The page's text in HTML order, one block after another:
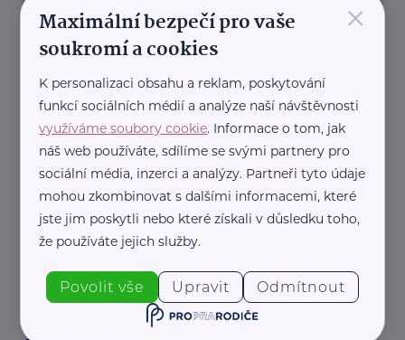
Límová Dana, RNDr.
Jednou spojenec, podruhé nepřítel
Aktivity Čtení Zábava Zajímavost
Límová Dana, RNDr.
×
Maximální bezpečí pro vaše
soukromí a cookies
K personalizaci obsahu a reklam, poskytování
funkcí sociálních médií a analýze naší návštěvnosti
využíváme soubory cookie. Informace o tom, jak
náš web používáte, sdílíme se svými partnery pro
sociální média, inzerci a analýzy. Partneři tyto údaje
mohou zkombinovat s dalšími informacemi, které
jste jim poskytli nebo které získali v důsledku toho,
že používáte jejich služby.
Povolit vše Upravit Odmítnout